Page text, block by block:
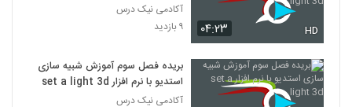
۰۴:۲۳ HD
آکادمی نیک درس
۹ بازدید
بریده فصل سوم آموزش شبیه سازی
استدیو با نرم افزار set a light 3d
آکادمی نیک درس